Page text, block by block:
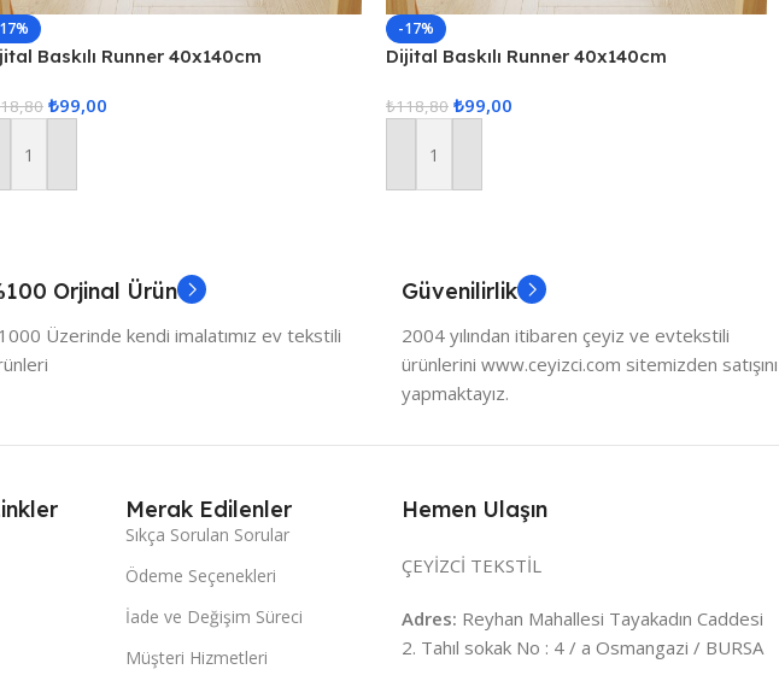
Baskılı Runner 40x140cm
₺99,00
Sepete Ekle
-17%
Dijital Baskılı Runner 40x140cm
₺118,80 ₺99,00
Sepete Ekle
Orjinal Ürün
Üzerinde kendi imalatımız ev tekstili
Güvenilirlik
2004 yılından itibaren çeyiz ve evtekstili
ürünlerini www.ceyizci.com sitemizden satışını
yapmaktayız.
Merak Edilenler
Sıkça Sorulan Sorular
Ödeme Seçenekleri
İade ve Değişim Süreci
Müşteri Hizmetleri
Hemen Ulaşın
ÇEYİZCİ TEKSTİL
Adres: Reyhan Mahallesi Tayakadın Caddesi
2. Tahıl sokak No : 4 / a Osmangazi / BURSA